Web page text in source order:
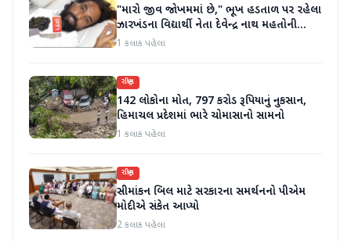
"મારો જીવ જોખમમાં છે," ભૂખ હડતાળ પર રહેલા
ઝારખંડના વિદ્યાર્થી નેતા દેવેન્દ્ર નાથ મહતોની
તબિયત ખરાબ
1 કલાક પહેલા
રાષ્ટ્રીય
142 લોકોના મોત, 797 કરોડ રૂપિયાનું નુકસાન,
હિમાચલ પ્રદેશમાં ભારે ચોમાસાનો સામનો
1 કલાક પહેલા
રાષ્ટ્રીય
સીમાંકન બિલ માટે સરકારના સમર્થનનો પીએમ
મોદીએ સંકેત આપ્યો
2 કલાક પહેલા